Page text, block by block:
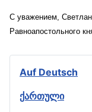
С уважением,
Равноапостольного
Auf Deutsch
ქართული